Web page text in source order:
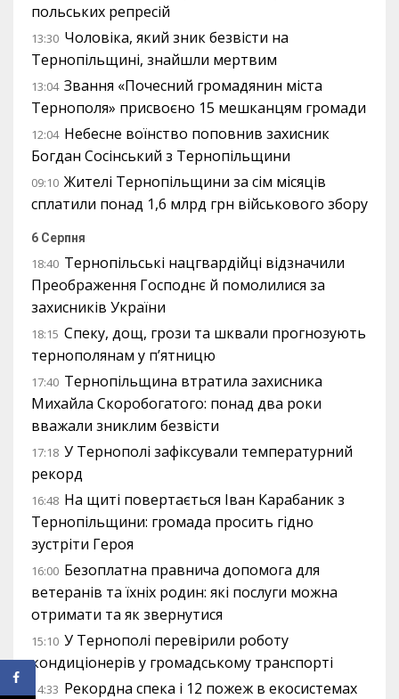
польських репресій
13:30 Чоловіка, який зник безвісти на
Тернопільщині, знайшли мертвим
13:04 Звання «Почесний громадянин міста
Тернополя» присвоєно 15 мешканцям громади
12:04 Небесне воїнство поповнив захисник
Богдан Сосінський з Тернопільщини
09:10 Жителі Тернопільщини за сім місяців
сплатили понад 1,6 млрд грн військового збору
6 Серпня
18:40 Тернопільські нацгвардійці відзначили
Преображення Господнє й помолилися за
захисників України
18:15 Спеку, дощ, грози та шквали прогнозують
тернополянам у п’ятницю
17:40 Тернопільщина втратила захисника
Михайла Скоробогатого: понад два роки
вважали зниклим безвісти
17:18 У Тернополі зафіксували температурний
рекорд
16:48 На щиті повертається Іван Карабаник з
Тернопільщини: громада просить гідно
зустріти Героя
16:00 Безоплатна правнича допомога для
ветеранів та їхніх родин: які послуги можна
отримати та як звернутися
15:10 У Тернополі перевірили роботу
кондиціонерів у громадському транспорті
14:33 Рекордна спека і 12 пожеж в екосистемах